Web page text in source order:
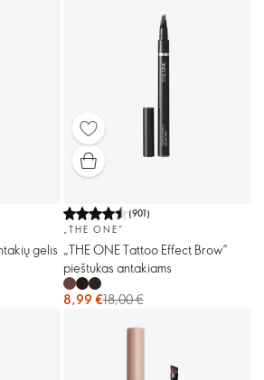
gelis
(901)
„THE ONE“
„THE ONE Tattoo Effect Brow“
pieštukas antakiams
8,99 €18,00 €